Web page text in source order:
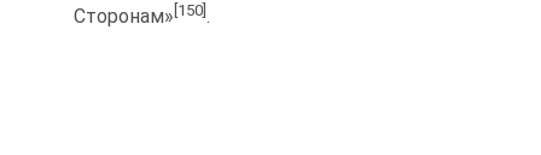
Сторонам» [150] .